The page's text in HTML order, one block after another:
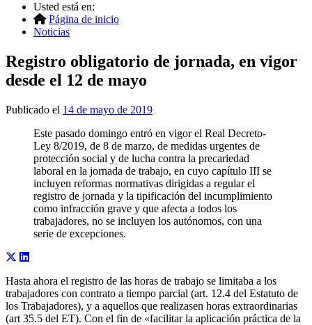
Usted está en:
Página de inicio
Noticias
Registro obligatorio de jornada, en vigor
desde el 12 de mayo
Publicado el 14 de mayo de 2019
Este pasado domingo entró en vigor el Real Decreto-
Ley 8/2019, de 8 de marzo, de medidas urgentes de
protección social y de lucha contra la precariedad
laboral en la jornada de trabajo, en cuyo capítulo III se
incluyen reformas normativas dirigidas a regular el
registro de jornada y la tipificación del incumplimiento
como infracción grave y que afecta a todos los
trabajadores, no se incluyen los autónomos, con una
serie de excepciones.
Hasta ahora el registro de las horas de trabajo se limitaba a los
trabajadores con contrato a tiempo parcial (art. 12.4 del Estatuto de
los Trabajadores), y a aquellos que realizasen horas extraordinarias
(art 35.5 del ET). Con el fin de «facilitar la aplicación práctica de la